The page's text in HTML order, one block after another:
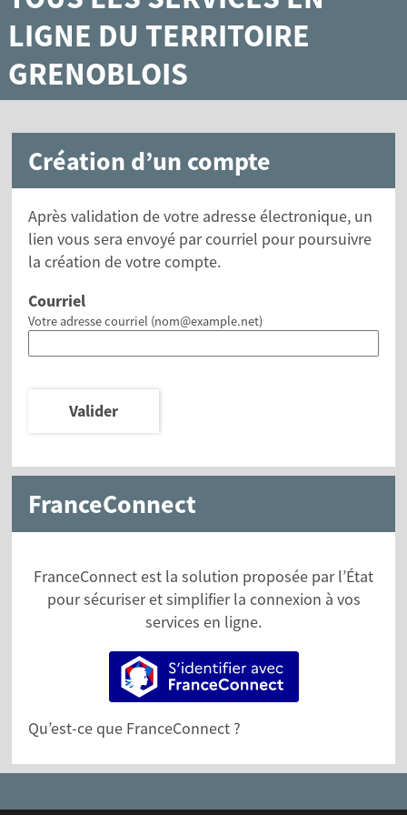
LIGNE DU TERRITOIRE
GRENOBLOIS
Création d’un compte
Après validation de votre adresse électronique, un
lien vous sera envoyé par courriel pour poursuivre
la création de votre compte.
Courriel
Votre adresse courriel (nom@example.net)
Valider
FranceConnect
FranceConnect est la solution proposée par l’État
pour sécuriser et simplifier la connexion à vos
services en ligne.
S’identifier avec
Qu’est-ce que FranceConnect ?